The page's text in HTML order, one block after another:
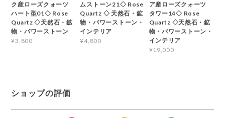
ク産ローズクォーツ
ハート型01◇ Rose
Quartz ◇天然石・鉱
物・パワーストーン
¥3,800
ムストーン21◇ Rose
Quartz ◇ 天然石・鉱
物・パワーストーン・
インテリア
¥4,800
ア産ローズクォーツ
タワー14◇ Rose
Quartz ◇天然石・鉱
物・パワーストーン・
インテリア
¥19,000
ショップの評価